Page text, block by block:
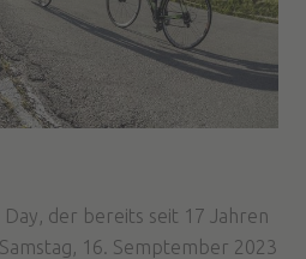
der bereits seit 17 Jahren
16. Semptember 2023